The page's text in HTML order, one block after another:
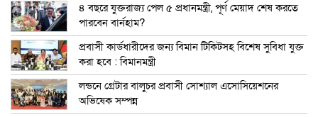
৪ বছরে যুক্তরাজ্য পেল ৫ প্রধানমন্ত্রী, পূর্ণ মেয়াদ শেষ করতে
পারবেন বার্নহাম?
প্রবাসী কার্ডধারীদের জন্য বিমান টিকিটসহ বিশেষ সুবিধা যুক্ত
করা হবে : বিমানমন্ত্রী
লন্ডনে গ্রেটার বালুচর প্রবাসী সোশ্যাল এসোসিয়েশনের
অভিষেক সম্পন্ন